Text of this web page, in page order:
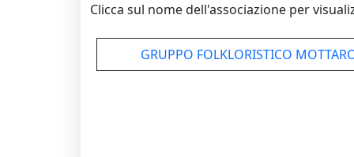
Clicca sul nome dell'associazione per
GRUPPO FOLKLORISTICO